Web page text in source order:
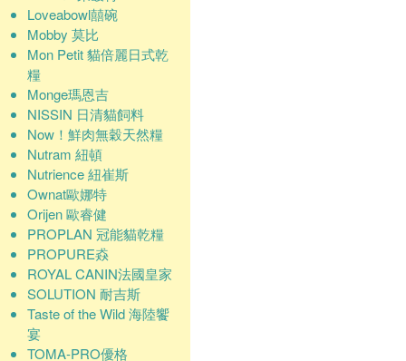
Loveabowl囍碗
Mobby 莫比
Mon Petit 貓倍麗日式乾
糧
Monge瑪恩吉
NISSIN 日清貓飼料
Now！鮮肉無穀天然糧
Nutram 紐頓
Nutrience 紐崔斯
Ownat歐娜特
Orijen 歐睿健
PROPLAN 冠能貓乾糧
PROPURE猋
ROYAL CANIN法國皇家
SOLUTION 耐吉斯
Taste of the Wild 海陸饗
宴
TOMA-PRO優格